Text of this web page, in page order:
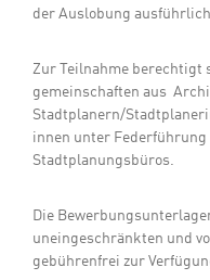
der Auslobung
Zur Teilnahme berechtigt
gemeinschaften aus
Stadtplanern/
innen unter
Stadtplanungsbüros.
Die
uneingeschränkten und
gebührenfrei zur